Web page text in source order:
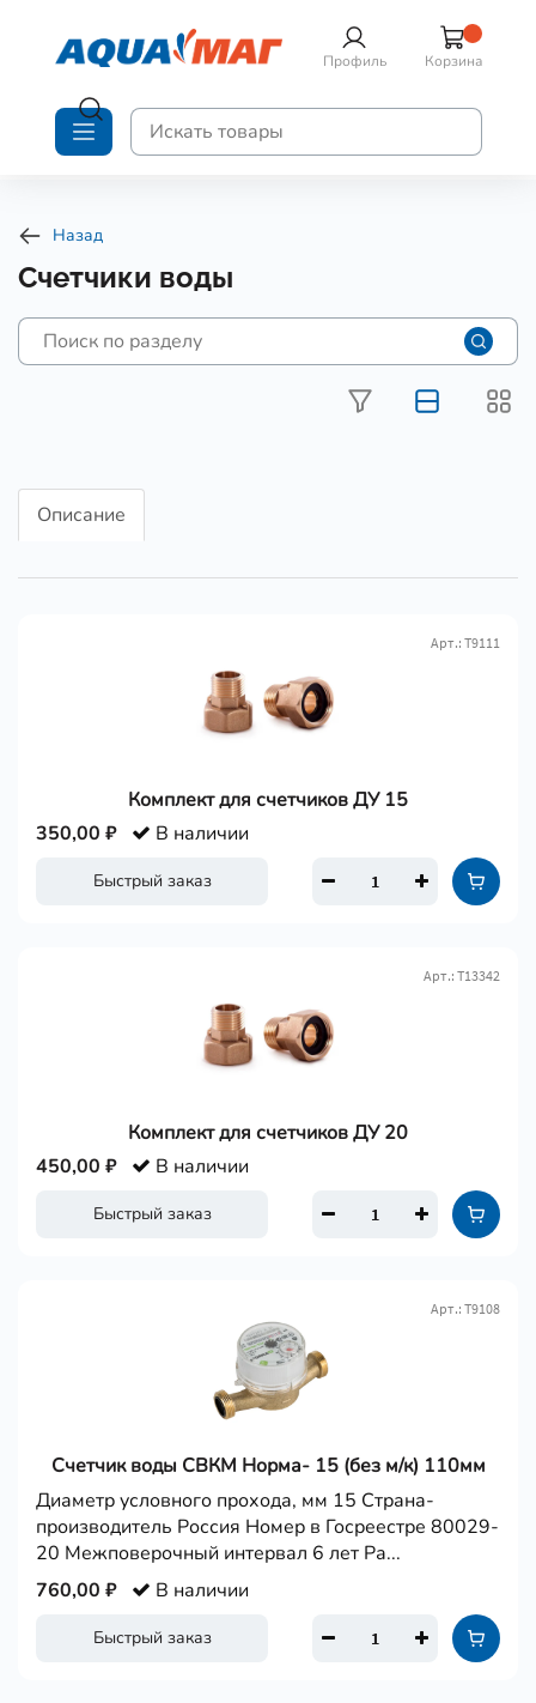
Профиль Корзина
Назад
Счетчики воды
Описание
Комплект для счетчиков ДУ 15
Арт.: Т9111
Быстрый заказ
350,00 ₽ В наличии
Комплект для счетчиков ДУ 20
Арт.: Т13342
Быстрый заказ
450,00 ₽ В наличии
Счетчик воды СВКМ Норма- 15 (без м/к) 110мм
Арт.: Т9108
Диаметр условного прохода, мм 15 Страна-
производитель Россия Номер в Госреестре 80029-
20 Межповерочный интервал 6 лет Ра...
Быстрый заказ
760,00 ₽ В наличии